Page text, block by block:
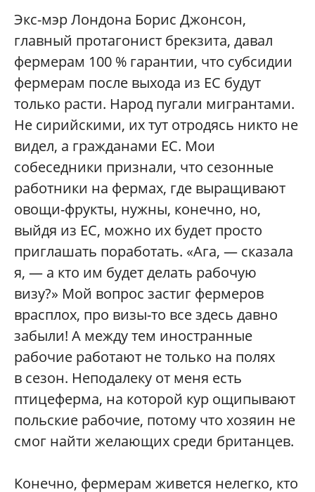
Экс-мэр Лондона Борис Джонсон,
главный протагонист брекзита, давал
фермерам 100 % гарантии, что субсидии
фермерам после выхода из ЕС будут
только расти. Народ пугали мигрантами.
Не сирийскими, их тут отродясь никто не
видел, а гражданами ЕС. Мои
собеседники признали, что сезонные
работники на фермах, где выращивают
овощи-фрукты, нужны, конечно, но,
выйдя из ЕС, можно их будет просто
приглашать поработать. «Ага, — сказала
я, — а кто им будет делать рабочую
визу?» Мой вопрос застиг фермеров
врасплох, про визы-то все здесь давно
забыли! А между тем иностранные
рабочие работают не только на полях
в сезон. Неподалеку от меня есть
птицеферма, на которой кур ощипывают
польские рабочие, потому что хозяин не
смог найти желающих среди британцев.
Конечно, фермерам живется нелегко, кто